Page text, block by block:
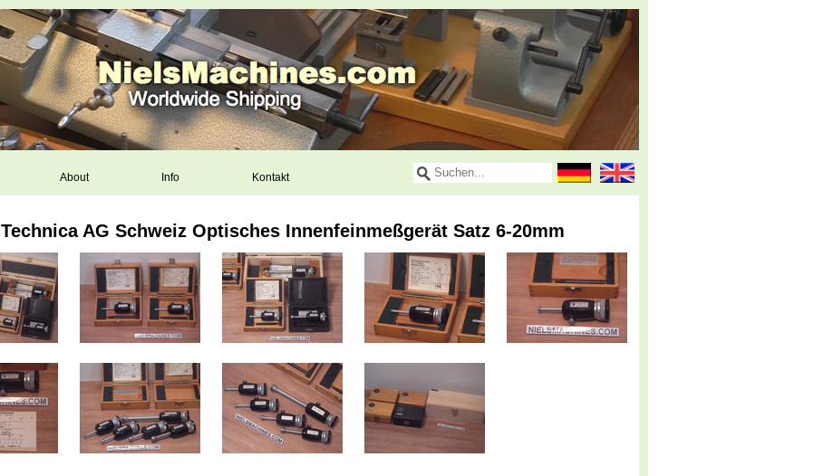
About Info Kontakt
Technica AG Schweiz Optisches Innenfeinmeßgerät Satz 6-20mm